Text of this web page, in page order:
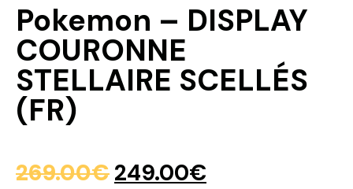
Pokemon – DISPLAY
COURONNE
STELLAIRE SCELLÉS
(FR)
269.00€249.00€